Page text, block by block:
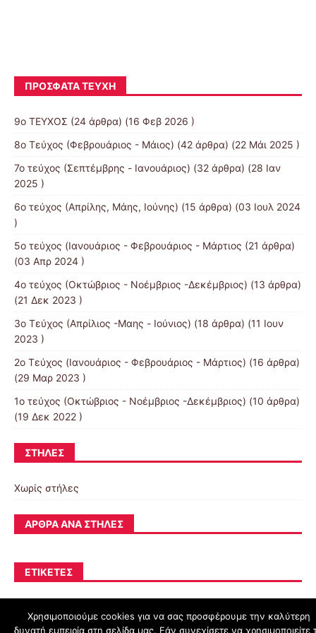
ΠΡΌΣΦΑΤΑ ΤΕΎΧΗ
9ο ΤΕΥΧΟΣ (24 άρθρα) (16 Φεβ 2026 )
8o Τεύχος (Φεβρουάριος - Μάιος) (42 άρθρα) (22 Μάι 2025 )
7o τεύχος (Σεπτέμβρης - Ιανουάριος) (32 άρθρα) (28 Ιαν
2025 )
6ο τεύχος (Απρίλης, Μάης, Ιούνης) (15 άρθρα) (03 Ιουλ 2024
)
5ο τεύχος (Ιανουάριος - Φεβρουάριος - Μάρτιος (21 άρθρα)
(03 Απρ 2024 )
4o τεύχος (Οκτώβριος - Νοέμβριος -Δεκέμβριος) (13 άρθρα)
(21 Δεκ 2023 )
3o Τεύχος (Απρίλιος -Μαης - Ιούνιος) (18 άρθρα) (11 Ιουν
2023 )
2o Τεύχος (Ιανουάριος - Φεβρουάριος - Μάρτιος) (16 άρθρα)
(29 Μαρ 2023 )
1ο τεύχος (Οκτώβριος - Νοέμβριος -Δεκέμβριος) (10 άρθρα)
(19 Δεκ 2022 )
ΣΤΉΛΕΣ
Χωρίς στήλες
ΆΡΘΡΑ ΑΝΆ ΣΤΉΛΕΣ
ΕΤΙΚΈΤΕΣ
Χρησιμοποιούμε cookies για να σας προσφέρουμε την καλύτερη
δυνατή εμπειρία στη σελίδα μας. Εάν συνεχίσετε να χρησιμοποιείτε